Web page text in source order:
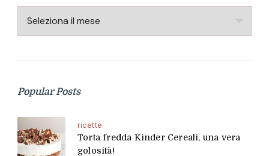
Archivio
Popular Posts
ricette
Torta fredda Kinder Cereali, una vera
golosità!